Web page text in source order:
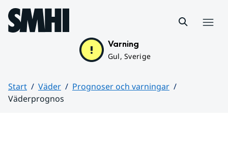
Hoppa till sidans innehåll
Varning
Gul, Sverige
Start Väder
Prognoser och varningar
Väderprognos